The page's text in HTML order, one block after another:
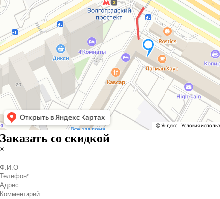
Заказать со скидкой
×